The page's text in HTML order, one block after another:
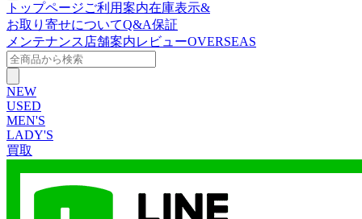
トップページご利用案内在庫表示&
お取り寄せについてQ&A保証
メンテナンス 店舗案内レビューOVERSEAS
NEW
USED
MEN'S
LADY'S
買取